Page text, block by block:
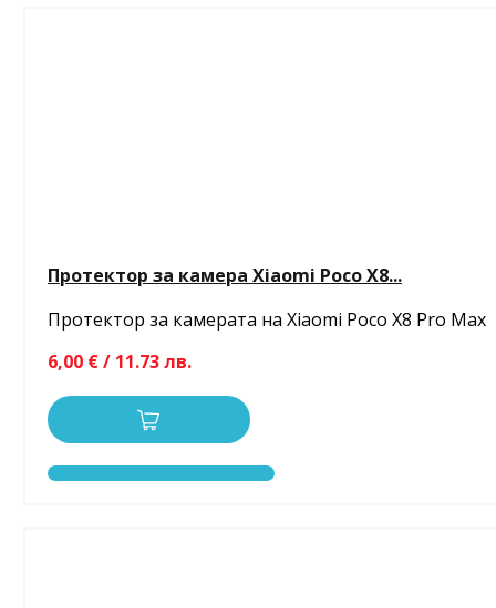
Протектор за камера Xiaomi Poco X8...
Протектор за камерата на Xiaomi Poco X8 Pro Max
6,00 € / 11.73 лв.